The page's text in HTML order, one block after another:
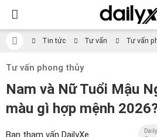
Tin tức Tư vấn Tư vấn
Tư vấn phong thủy
Nam và Nữ Tuổi Mậu
màu gì hợp mệnh
Ban tham vấn DailyXe